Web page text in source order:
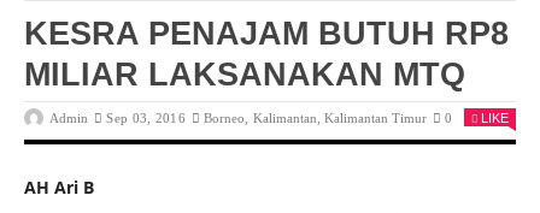
KESRA PENAJAM BUTUH RP8
MILIAR LAKSANAKAN MTQ
Admin Sep 03, 2016 Borneo Kalimantan ,Kalimantan Timur 0 LIKE
AH Ari B